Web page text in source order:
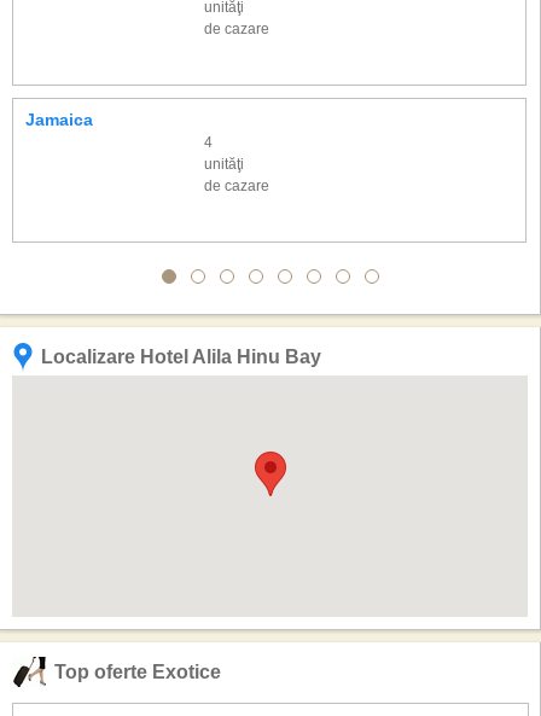
unităţi
de cazare
Jamaica
4
unităţi
de cazare
Localizare Hotel Alila Hinu Bay
Top oferte Exotice